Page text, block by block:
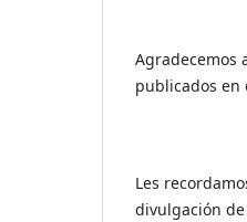
Agradecemos
publicados en
Les
divulgación